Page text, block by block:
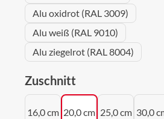
Alu oxidrot (RAL 3009)
Alu weiß (RAL 9010)
Alu ziegelrot (RAL 8004)
Zuschnitt
16,0 cm 20,0 cm 25,0 cm 30,0